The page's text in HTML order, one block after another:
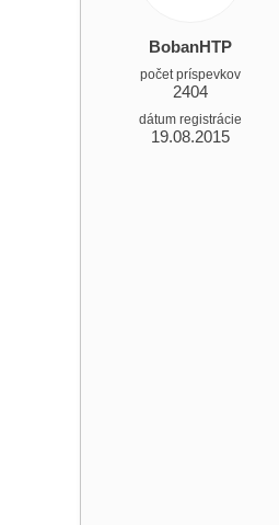
BobanHTP
počet príspevkov
2404
dátum registrácie
19.08.2015